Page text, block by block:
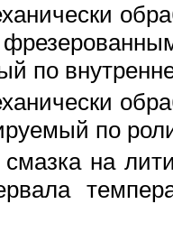
по
по
на